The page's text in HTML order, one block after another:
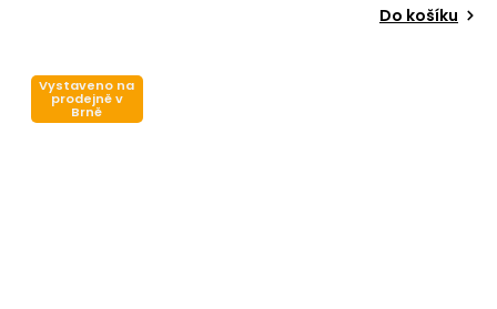
Do košíku
Vystaveno na
prodejně v
Brně